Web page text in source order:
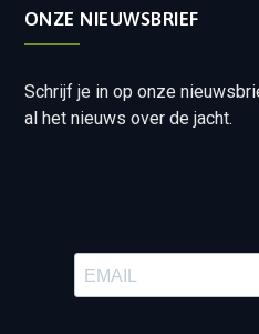
ONZE NIEUWSBRIEF
Schrijf je in op onze
al het nieuws over de jacht.